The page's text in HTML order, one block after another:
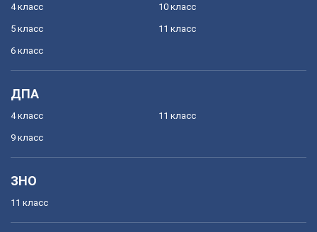
4 класс
5 класс
6 класс
10 класс
11 класс
ДПА
4 класс
9 класс
11 класс
ЗНО
11 класс